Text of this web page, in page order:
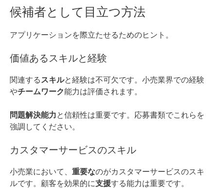
候補者として目立つ方法
アプリケーションを際立たせるためのヒント。
価値あるスキルと経験
関連するスキルと経験は不可欠です。小売業界での経験
やチームワーク能力は評価されます。
問題解決能力と信頼性は重要です。応募書類でこれらを
強調してください。
カスタマーサービスのスキル
小売業において、 重要なのがカスタマーサービスのスキ
ルです。顧客を効果的に支援する能力は重要です。